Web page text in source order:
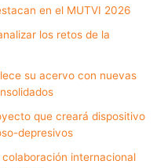
en el MUTVI 2026
los retos de la
su acervo con nuevas
que creará dispositivo
depresivos
internacional